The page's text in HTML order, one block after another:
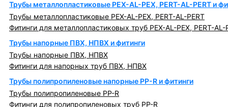
Трубы металлопластиковые PEX-AL-PEX, PERT-AL-PERT и
Трубы металлопластиковые PEX-AL-PEX, PERT-AL-PERT
Фитинги для металлопластиковых труб PEX-AL-PEX, PERT-AL-
Трубы напорные ПВХ, НПВХ и фитинги
Трубы напорные ПВХ, НПВХ
Фитинги для напорных труб ПВХ, НПВХ
Трубы полипропиленовые напорные PP-R и фитинги
Трубы полипропиленовые PP-R
Фитинги для полипропиленовых труб PP-R